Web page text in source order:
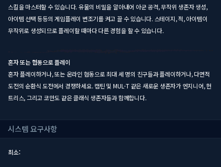
스킬을 마스터할 수 있습니다. 유물의 비밀을 알아내어 아군 공격, 무작위 생존자 생성,
아이템 선택 등등의 게임플레이 변조기를 켜고 끌 수 있습니다. 스테이지, 적, 아이템이
무작위로 생성되므로 플레이할 때마다 다른 경험을 할 수 있습니다.
혼자 또는 협동으로 플레이
혼자 플레이하거나, 또는 온라인 협동으로 최대 세 명의 친구들과 플레이하거나, 다면적
도전의 순환식 도전에서 경쟁하세요. 캡틴 및 MUL-T 같은 새로운 생존자가 엔지니어, 헌
트리스, 그리고 코만도 같은 클래식 생존자들과 함께합니다.
시스템 요구사항
최소: